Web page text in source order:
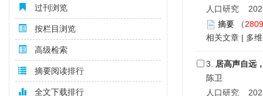
过刊浏览
按栏目浏览
高级检索
摘要阅读排行
全文下载排行
人口研究
摘要 （2809
相关文章 | 多
3.
居高声自远
陈卫
人口研究